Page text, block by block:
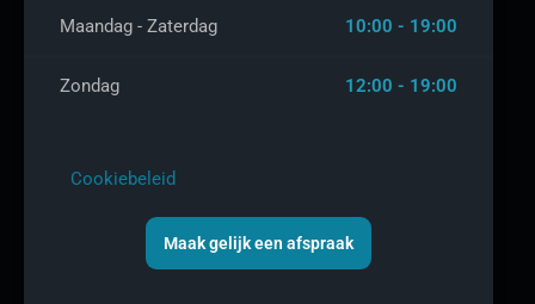
Maandag - Zaterdag 10:00 - 19:00
Zondag 12:00 - 19:00
Cookiebeleid
Maak gelijk een afspraak